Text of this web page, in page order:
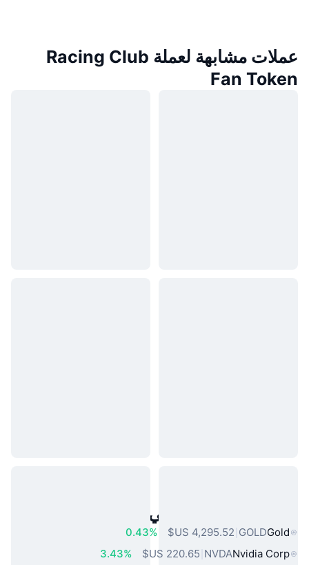
عملات مشابهة لعملة Racing Club
Fan Token
أصول العالم الحقيقي الشائعة
Gold
GOLD
0.43%
Nvidia Corp
NVDA
3.43%